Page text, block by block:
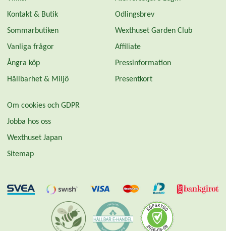
Kontakt & Butik
Sommarbutiken
Vanliga frågor
Ångra köp
Hållbarhet & Miljö
Odlingsbrev
Wexthuset Garden Club
Affiliate
Pressinformation
Presentkort
Om cookies och GDPR
Jobba hos oss
Wexthuset Japan
Sitemap